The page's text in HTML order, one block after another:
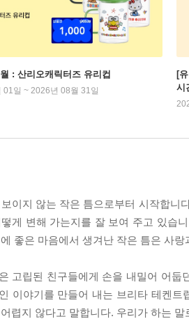
: 산리오캐릭터즈 유리컵
01일 ~ 2026년 08월 31일
[
시
이지 않는 작은 틈으로부터 시작합니
게 변해 가는지를 잘 보여 주고 있습
좋은 마음에서 생겨난 작은 틈은 사
고립된 친구들에게 손을 내밀어 어
이야기를 만들어 내는 브리타 테켄
렵지 않다고 말합니다. 우리가 하는